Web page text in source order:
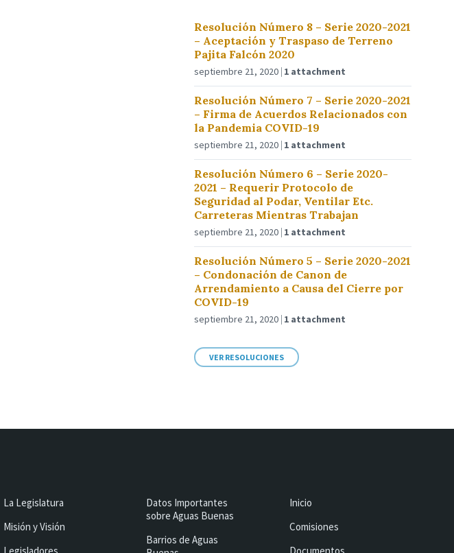
Resolución Número 8 – Serie 2020-2021
– Aceptación y Traspaso de Terreno
Pajita Falcón 2020
septiembre 21, 2020 1 attachment
Resolución Número 7 – Serie 2020-2021
– Firma de Acuerdos Relacionados con
la Pandemia COVID-19
septiembre 21, 2020 1 attachment
Resolución Número 6 – Serie 2020-
2021 – Requerir Protocolo de
Seguridad al Podar, Ventilar Etc.
Carreteras Mientras Trabajan
septiembre 21, 2020 1 attachment
Resolución Número 5 – Serie 2020-2021
– Condonación de Canon de
Arrendamiento a Causa del Cierre por
COVID-19
septiembre 21, 2020 1 attachment
VER RESOLUCIONES
La Legislatura
Misión y Visión
Datos Importantes
sobre Aguas Buenas
Barrios de Aguas
Inicio
Comisiones